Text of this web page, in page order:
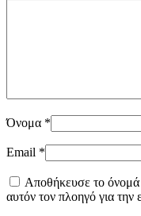
Όνομα *
Email *
Αποθήκευσε το όνομά
αυτόν τον πλοηγό για